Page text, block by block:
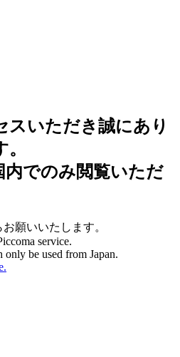
スいただき誠にあり
内でのみ閲覧いただ
お願いいたします。
service.
be used from Japan.